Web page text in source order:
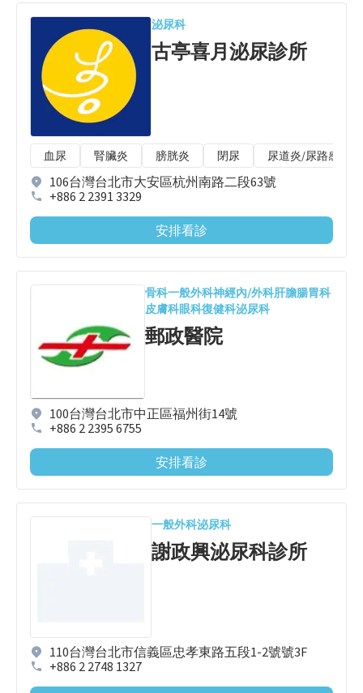
泌尿科
古亭喜月泌尿診所
血尿 腎臟炎 膀胱炎 閉尿 尿道炎/尿路感染
106台灣台北市大安區杭州南路二段63號
+886 2 2391 3329
安排看診
骨科一般外科神經內/外科肝膽腸胃科
皮膚科眼科復健科泌尿科
郵政醫院
100台灣台北市中正區福州街14號
+886 2 2395 6755
安排看診
一般外科泌尿科
謝政興泌尿科診所
110台灣台北市信義區忠孝東路五段1-2號號3F
+886 2 2748 1327